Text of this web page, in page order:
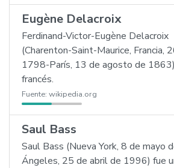
Eugène Delacroix
Ferdinand-Victor-Eugène Delacroix
(Charenton-Saint-Maurice, Francia,
1798-París, 13 de agosto de
francés.
Fuente: wikipedia.org
Saul Bass
Saul Bass (Nueva York, 8 de mayo
Ángeles, 25 de abril de 1996) fue